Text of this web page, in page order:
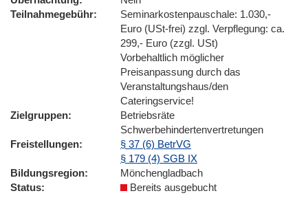
Teilnahmegebühr
Seminarkostenpauschale: 1.030,-
Euro (USt-frei) zzgl. Verpflegung: ca.
299,- Euro (zzgl. USt)
Vorbehaltlich möglicher
Preisanpassung durch das
Veranstaltungshaus/den
Cateringservice!
Zielgruppen
Betriebsräte
Schwerbehindertenvertretungen
Freistellungen
§ 37 (6) BetrVG
§ 179 (4) SGB IX
Bildungsregion
Mönchengladbach
Status
Bereits ausgebucht